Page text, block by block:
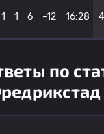
1 1 6 -12 16:28 4
по